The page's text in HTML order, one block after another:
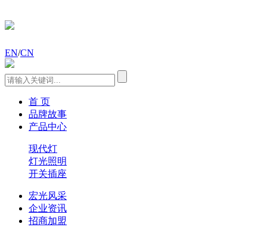
EN/CN
首 页
品牌故事
产品中心
现代灯
灯光照明
开关插座
宏光风采
企业资讯
招商加盟